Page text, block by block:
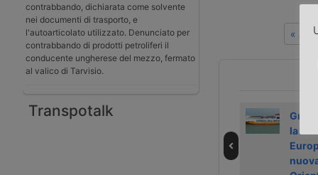
contrabbando, dichiarata come solvente
nei documenti di trasporto, e
l'autoarticolato utilizzato. Denunciato per
contrabbando di prodotti petroliferi il
conducente ungherese del mezzo, fermato
al valico di Tarvisio.
Transpotalk
«
Grimaldi riceve la
la